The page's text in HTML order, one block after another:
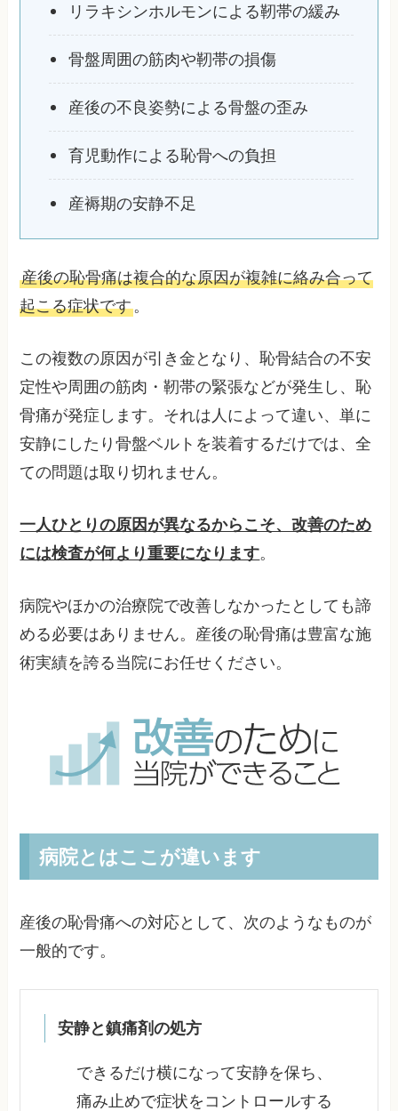
リラキシンホルモンによる靭帯の緩み
骨盤周囲の筋肉や靭帯の損傷
産後の不良姿勢による骨盤の歪み
育児動作による恥骨への負担
産褥期の安静不足
産後の恥骨痛は複合的な原因が複雑に絡み合って
起こる症状です。
この複数の原因が引き金となり、恥骨結合の不安
定性や周囲の筋肉・靭帯の緊張などが発生し、恥
骨痛が発症します。それは人によって違い、単に
安静にしたり骨盤ベルトを装着するだけでは、全
ての問題は取り切れません。
一人ひとりの原因が異なるからこそ、改善のため
には検査が何より重要になります。
病院やほかの治療院で改善しなかったとしても諦
める必要はありません。産後の恥骨痛は豊富な施
術実績を誇る当院にお任せください。
病院とはここが違います
産後の恥骨痛への対応として、次のようなものが
一般的です。
安静と鎮痛剤の処方
できるだけ横になって安静を保ち、
痛み止めで症状をコントロールする